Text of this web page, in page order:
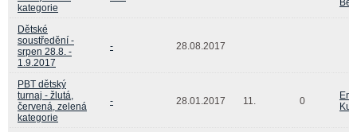
kategorie
Dětské
soustředění -
srpen 28.8. -
1.9.2017
- 28.08.2017
PBT dětský
turnaj - žlutá,
červená, zelená
kategorie
- 28.01.2017 11. 0